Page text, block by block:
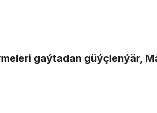
gaýtadan güýçlenýär,